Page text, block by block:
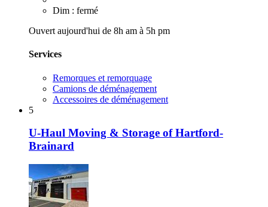
Dim : fermé
Ouvert aujourd'hui de 8h am à 5h pm
Services
Remorques et remorquage
Camions de déménagement
Accessoires de déménagement
5
U-Haul Moving & Storage of Hartford-
Brainard